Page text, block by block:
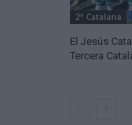
2ª Catalana
El Jesús
Tercera